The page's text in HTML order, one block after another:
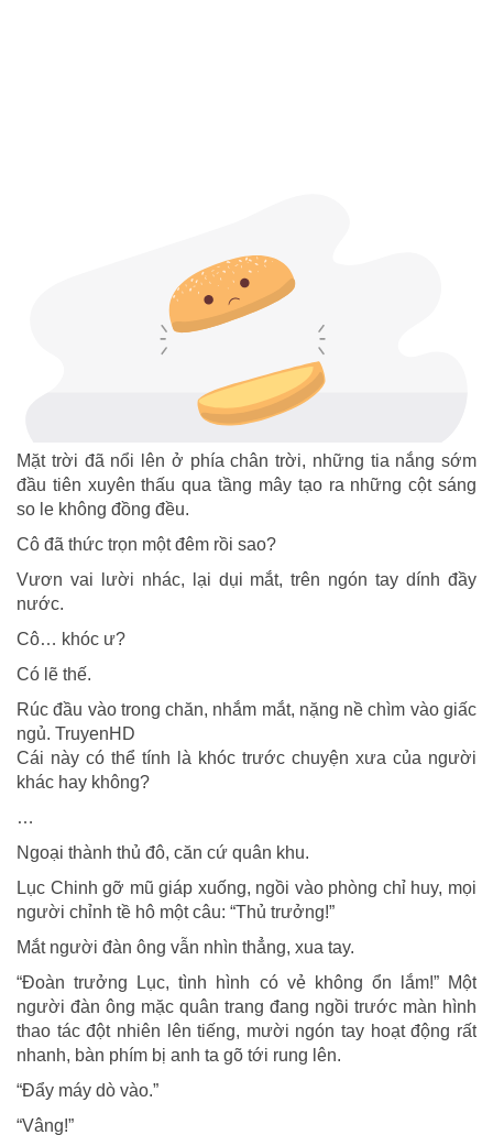
Mặt trời đã nổi lên ở phía chân trời, những tia nắng sớm
đầu tiên xuyên thấu qua tầng mây tạo ra những cột sáng
so le không đồng đều.
Cô đã thức trọn một đêm rồi sao?
Vươn vai lười nhác, lại dụi mắt, trên ngón tay dính đầy
nước.
Cô… khóc ư?
Có lẽ thế.
Rúc đầu vào trong chăn, nhắm mắt, nặng nề chìm vào giấc
ngủ. TruyenHD
Cái này có thể tính là khóc trước chuyện xưa của người
khác hay không?
…
Ngoại thành thủ đô, căn cứ quân khu.
Lục Chinh gỡ mũ giáp xuống, ngồi vào phòng chỉ huy, mọi
người chỉnh tề hô một câu: “Thủ trưởng!”
Mắt người đàn ông vẫn nhìn thẳng, xua tay.
“Đoàn trưởng Lục, tình hình có vẻ không ổn lắm!” Một
người đàn ông mặc quân trang đang ngồi trước màn hình
thao tác đột nhiên lên tiếng, mười ngón tay hoạt động rất
nhanh, bàn phím bị anh ta gõ tới rung lên.
“Đẩy máy dò vào.”
“Vâng!”